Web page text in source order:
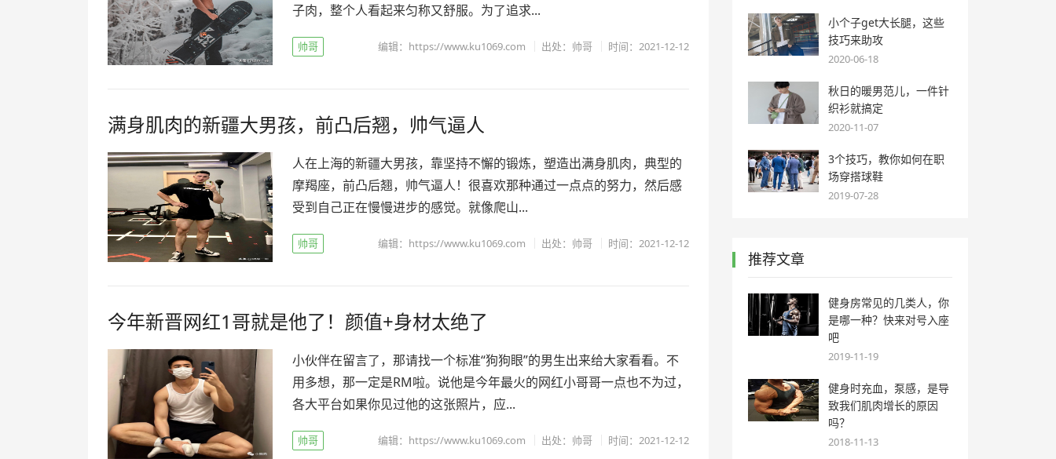
子肉，整个人看起来匀称又舒服。为了追求...
帅哥 编辑：https://www.ku1069.com 出处： 帅哥 时间：2021-12-12
满身肌肉的新疆大男孩，前凸后翘，帅气逼人
人在上海的新疆大男孩，靠坚持不懈的锻炼，塑造出满身肌肉，典型的
摩羯座，前凸后翘，帅气逼人！很喜欢那种通过一点点的努力，然后感
受到自己正在慢慢进步的感觉。就像爬山...
帅哥 编辑：https://www.ku1069.com 出处： 帅哥 时间：2021-12-12
今年新晋网红1哥就是他了！颜值+身材太绝了
小伙伴在留言了，那请找一个标准“狗狗眼”的男生出来给大家看看。不
用多想，那一定是RM啦。说他是今年最火的网红小哥哥一点也不为过，
各大平台如果你见过他的这张照片，应...
帅哥 编辑：https://www.ku1069.com 出处： 帅哥 时间：2021-12-12
小个子get大长腿，这些
技巧来助攻
2020-06-18
秋日的暖男范儿，一件针
织衫就搞定
2020-11-07
3个技巧，教你如何在职
场穿搭球鞋
2019-07-28
推荐文章
健身房常见的几类人，你
是哪一种？快来对号入座
吧
2019-11-19
健身时充血，泵感，是导
致我们肌肉增长的原因
吗？
2018-11-13